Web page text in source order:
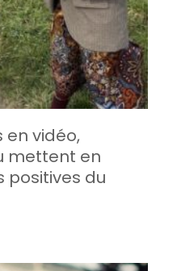
en vidéo,
mettent en
positives du